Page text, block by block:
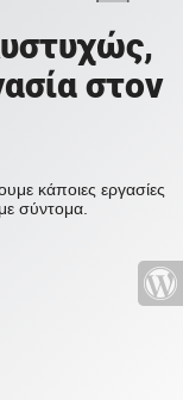
στον
κάποιες εργασίες
σύντομα.